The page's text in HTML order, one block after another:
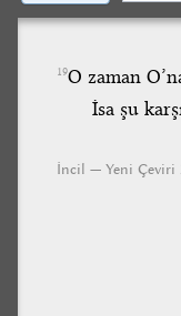
19O zaman
İsa şu
İncil — Yeni Çeviri